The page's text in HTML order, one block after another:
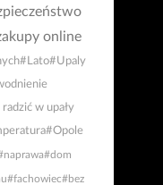
online
#Lato#Upaly
w upały
#Opole
#dom
#fachowiec#bez